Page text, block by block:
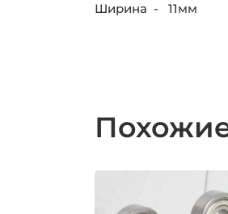
Ширина - 11мм